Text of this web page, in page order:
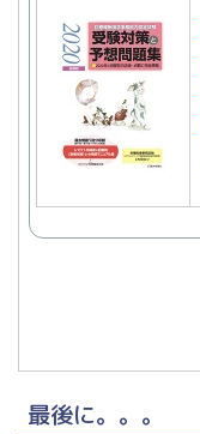
最後に。。。